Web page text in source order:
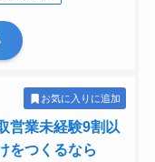
お気に入りに追加
営業未経験9割以
をつくるなら